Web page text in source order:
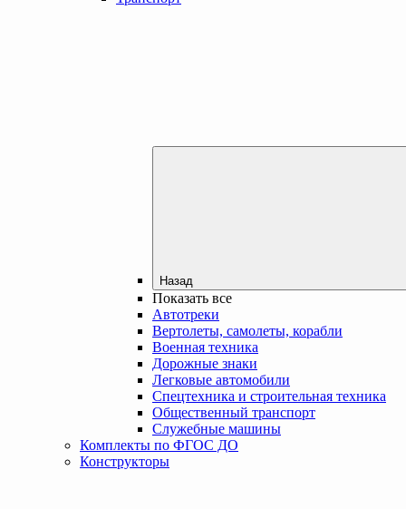
Назад
Показать все
Автотреки
Вертолеты, самолеты, корабли
Военная техника
Дорожные знаки
Легковые автомобили
Спецтехника и строительная техника
Общественный транспорт
Служебные машины
Комплекты по ФГОС ДО
Конструкторы